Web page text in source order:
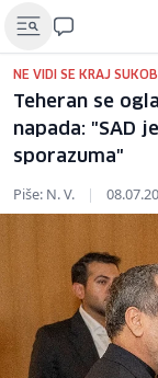
NE VIDI SE KRAJ
Teheran se
napada: "SAD
sporazuma"
Piše: N. V. |